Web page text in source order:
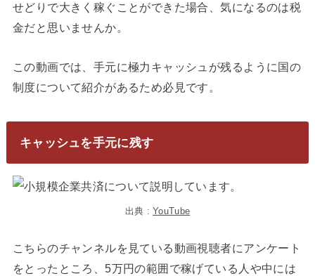
せどりで大きく稼ぐことができた場合、気になるのは税
金だと思いませんか。
この動画では、手元に極力キャッシュが残るように国の
制度について紹介があるため必見です。
キャッシュを手元に残す
出典 :YouTube
こちらのチャンネルを見ている動画視聴者にアンケート
をとったところ、5万円の範囲で稼げている人や中には